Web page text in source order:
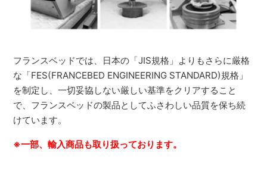
フランスベッドでは、日本の「JIS規格」よりもさらに厳格
な「FES(FRANCEBED ENGINEERING STANDARD)規格」
を制定し、一切妥協しない厳しい基準をクリアすること
で、フランスベッドの製品としてふさわしい品質を保ち続
けています。
※一部、輸入商品も取り扱っております。